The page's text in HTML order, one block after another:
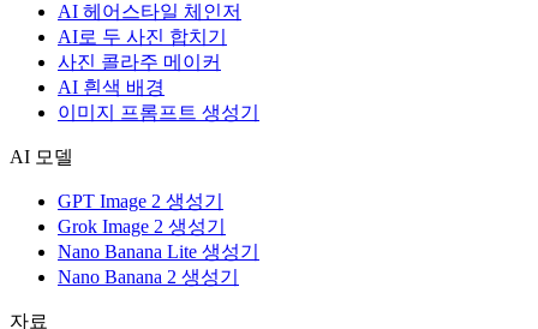
AI 헤어스타일 체인저
AI로 두 사진 합치기
사진 콜라주 메이커
AI 흰색 배경
이미지 프롬프트 생성기
AI 모델
GPT Image 2 생성기
Grok Image 2 생성기
Nano Banana Lite 생성기
Nano Banana 2 생성기
자료